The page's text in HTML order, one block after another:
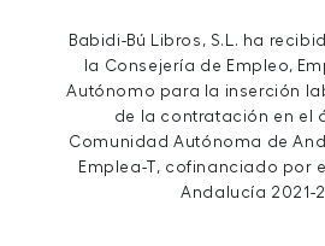
Babidi-Bú Libros, S.L. ha
la Consejería de Empleo,
Autónomo para la inserción
de la contratación en el
Comunidad Autónoma de
Emplea-T, cofinanciado por
Andalucía 2021-